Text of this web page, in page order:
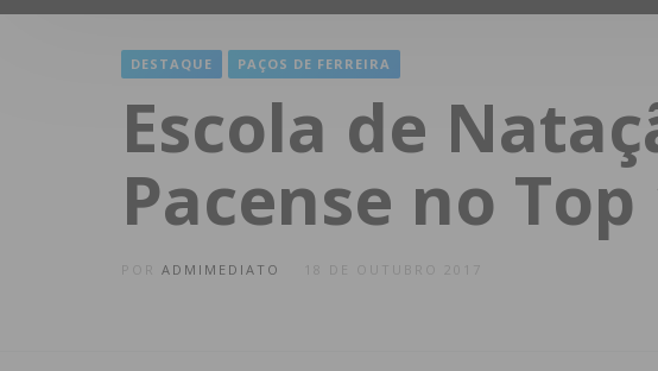
DESTAQUE PAÇOS DE FERREIRA
Escola de
Pacense no
ADMIMEDIATO 18 DE OUTUBRO 2017